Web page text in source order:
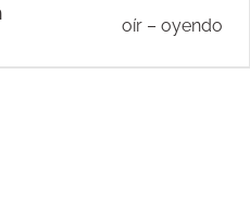
oír – oyendo